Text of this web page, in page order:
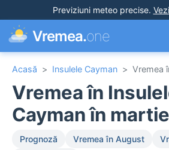
Previziuni meteo precise.
Vremea.one
Acasă > Insulele Cayman > Vremea
Vremea în
Cayman în martie
Prognoză Vremea în August